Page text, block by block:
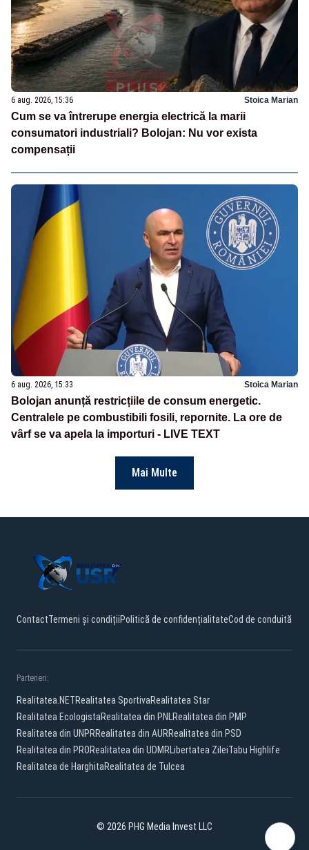
6 aug. 2026, 15:36 Stoica Marian
Cum se va întrerupe energia electrică la marii
consumatori industriali? Bolojan: Nu vor exista
compensații
6 aug. 2026, 15:33 Stoica Marian
Bolojan anunță restricțiile de consum energetic.
Centralele pe combustibili fosili, repornite. La ore de
vârf se va apela la importuri - LIVE TEXT
Mai Multe
ContactTermeni și condițiiPolitică de confidențialitateCod de conduită
Parteneri:
Realitatea.NETRealitatea SportivaRealitatea Star
Realitatea EcologistaRealitatea din PNLRealitatea din PMP
Realitatea din UNPRRealitatea din AURRealitatea din PSD
Realitatea din PRORealitatea din UDMRLibertatea ZileiTabu Highlife
Realitatea de HarghitaRealitatea de Tulcea
© 2026 PHG Media Invest LLC